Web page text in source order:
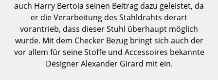
Regale & Schränke
Bücherregale
Wandregale
Sideboards & Kommoden
auch Harry Bertoia seinen Beitrag dazu geleistet, da
er die Verarbeitung des Stahldrahts derart
vorantrieb, dass dieser Stuhl überhaupt möglich
wurde. Mit dem Checker Bezug bringt sich auch der
vor allem für seine Stoffe und Accessoires bekannte
Designer Alexander Girard mit ein.